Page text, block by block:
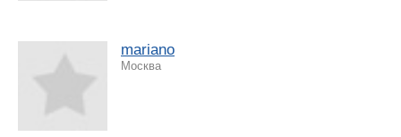
mariano
Москва